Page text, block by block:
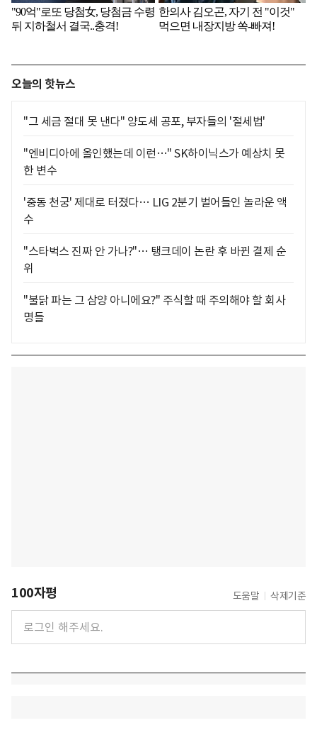
오늘의 핫뉴스
"그 세금 절대 못 낸다" 양도세 공포, 부자들의 '절세법'
"엔비디아에 올인했는데 이런…" SK하이닉스가 예상치 못
한 변수
'중동 천궁' 제대로 터졌다… LIG 2분기 벌어들인 놀라운 액
수
"스타벅스 진짜 안 가나?"… 탱크데이 논란 후 바뀐 결제 순
위
"불닭 파는 그 삼양 아니에요?" 주식할 때 주의해야 할 회사
명들
100자평 도움말 삭제기준